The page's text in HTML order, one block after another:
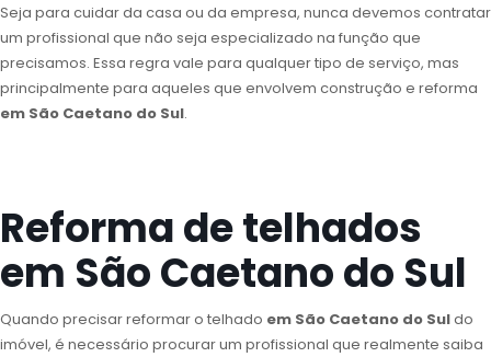
Seja para cuidar da casa ou da empresa, nunca devemos contratar
um profissional que não seja especializado na função que
precisamos. Essa regra vale para qualquer tipo de serviço, mas
principalmente para aqueles que envolvem construção e reforma
em São Caetano do Sul.
Reforma de telhados
em São Caetano do Sul
Quando precisar reformar o telhado em São Caetano do Suldo
imóvel, é necessário procurar um profissional que realmente saiba